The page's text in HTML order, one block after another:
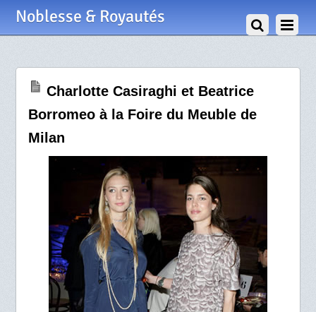
Noblesse & Royautés
Charlotte Casiraghi et Beatrice
Borromeo à la Foire du Meuble de
Milan